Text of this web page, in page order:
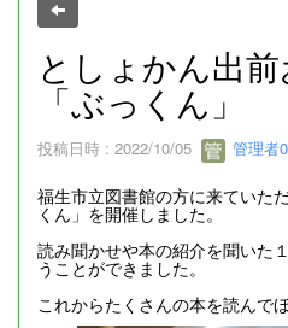
としょかん出
「ぶっくん」
投稿日時 : 2022/10/05 管理者
福生市立図書館の方に来ていた
くん」を開催しました。
読み聞かせや本の紹介を聞いた
うことができました。
これからたくさんの本を読んで